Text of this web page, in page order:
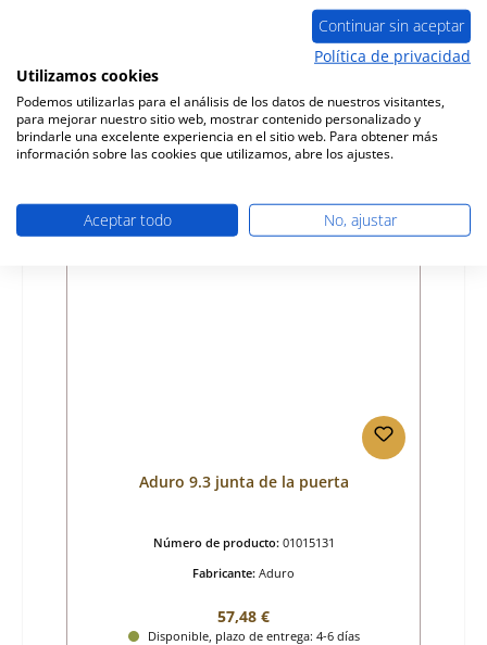
01016884
Precio normal:
53,11 €
Disponible, plazo de entrega: 4-6 días
Aduro 9.3 junta de la puerta
Número de producto: 01015131
Fabricante: Aduro
Precio normal:
57,48 €
Disponible, plazo de entrega: 4-6 días
Continuar sin aceptar
Política de privacidad
Utilizamos cookies
Podemos utilizarlas para el análisis de los datos de nuestros visitantes,
para mejorar nuestro sitio web, mostrar contenido personalizado y
brindarle una excelente experiencia en el sitio web. Para obtener más
información sobre las cookies que utilizamos, abre los ajustes.
Aceptar todo No, ajustar